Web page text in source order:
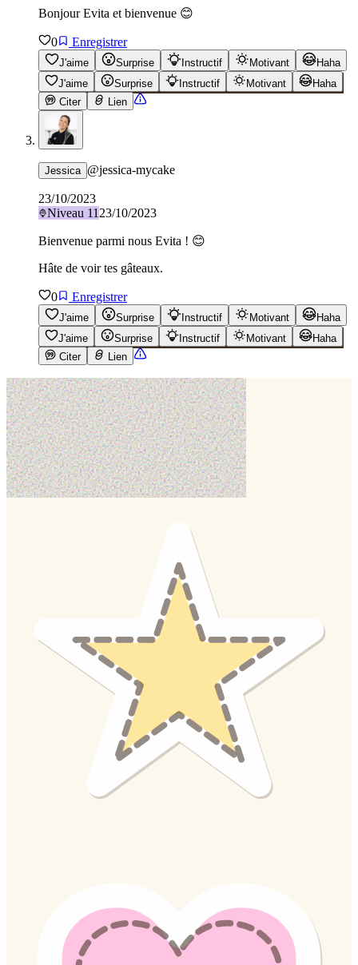
Bonjour Evita et bienvenue 😊
0 Enregistrer
J'aime Surprise Instructif Motivant
Haha
J'aime
Surprise Instructif Motivant
Haha
Citer
Lien
Jessica @jessica-mycake
23/10/2023
Niveau 11 23/10/2023
Bienvenue parmi nous Evita ! 😊
Hâte de voir tes gâteaux.
0 Enregistrer
J'aime Surprise Instructif Motivant
Haha
J'aime
Surprise Instructif Motivant
Haha
Citer
Lien